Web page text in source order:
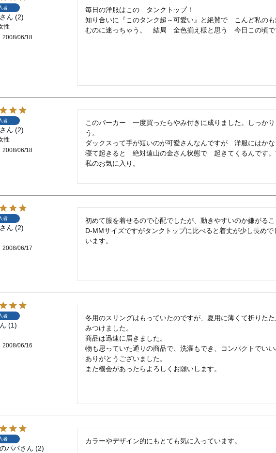
者
2
性
2008/06/18
毎日の洋服はこの　タンクトップ！
知り合いに『このタンク超～可愛い』と絶賛で　こんど私の
むのに迷っちゃう。　結局　全色揃え様と思う　今日この頃で
者
2
性
2008/06/18
このパーカー　一度買ったらやみ付きに成りました。しっか
う。
ダックスって手が短いのが可愛さんなんですが　洋服にはかな
寝て起きると　絶対遠山の金さん状態で　起きてくるんです
私のお気に入り。
者
2
2008/06/17
初めて服を着せるので心配でしたが、動きやすいのか嫌がるこ
D-MMサイズですがタンクトップに比べると着丈が少し長め
います。
者
1
2008/06/16
冬用のスリングはもっていたのですが、夏用に薄くて折りた
みつけました。
商品は迅速に届きました。
物も思っていた通りの商品で、洗濯もでき、コンパクトでい
ありがとうございました。
また機会があったらよろしくお願いします。
者
パパ 2
カラーやデザイン的にもとても気に入っています。